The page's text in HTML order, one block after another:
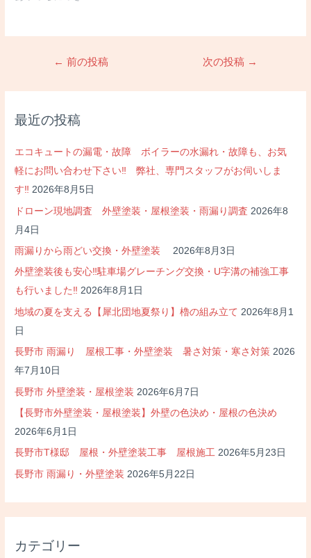
最近の投稿
エコキュートの漏電・故障 ボイラーの水漏れ・故障も、お気
軽にお問い合わせ下さい‼ 弊社、専門スタッフがお伺いしま
す‼ 2026年8月5日
ドローン現地調査 外壁塗装・屋根塗装・雨漏り調査 2026年8
月4日
雨漏りから雨どい交換・外壁塗装 2026年8月3日
外壁塗装後も安心‼駐車場グレーチング交換・U字溝の補強工事
も行いました‼ 2026年8月1日
地域の夏を支える【犀北団地夏祭り】櫓の組み立て 2026年8月1
日
長野市 雨漏り 屋根工事・外壁塗装 暑さ対策・寒さ対策 2026
年7月10日
長野市 外壁塗装・屋根塗装 2026年6月7日
【長野市外壁塗装・屋根塗装】外壁の色決め・屋根の色決め
2026年6月1日
長野市T様邸 屋根・外壁塗装工事 屋根施工 2026年5月23日
長野市 雨漏り・外壁塗装 2026年5月22日
カテゴリー
ナ
ゲ
← 前の投稿 次の投稿 →